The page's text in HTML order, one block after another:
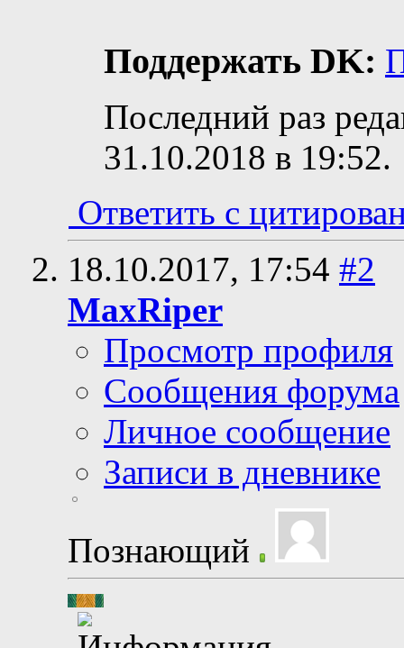
Поддержать DK:
Последний раз
31.10.2018 в 19:52.
Ответить с
18.10.2017, 17:54 #2
MaxRiper
Просмотр профиля
Сообщения форума
Личное сообщение
Записи в дневнике
Познающий